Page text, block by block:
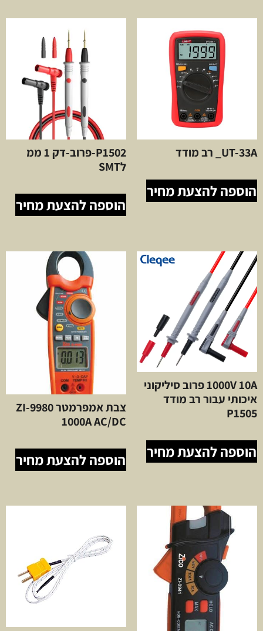
UT-33A_ רב מודד
הוספה להצעת מחיר
P1502-פרוב-דק 1 ממ
לSMT
הוספה להצעת מחיר
1000V 10A פרוב סיליקוני
איכותי עבור רב מודד
P1505
הוספה להצעת מחיר
צבת אמפרמטר ZI-9980
1000A AC/DC
הוספה להצעת מחיר